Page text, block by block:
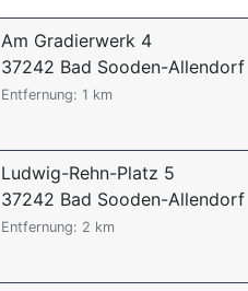
Am Gradierwerk 4
37242 Bad Sooden-Allendorf
Entfernung: 1 km
Ludwig-Rehn-Platz 5
37242 Bad Sooden-Allendorf
Entfernung: 2 km